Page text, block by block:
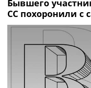
Бывшего
СС похоронили с